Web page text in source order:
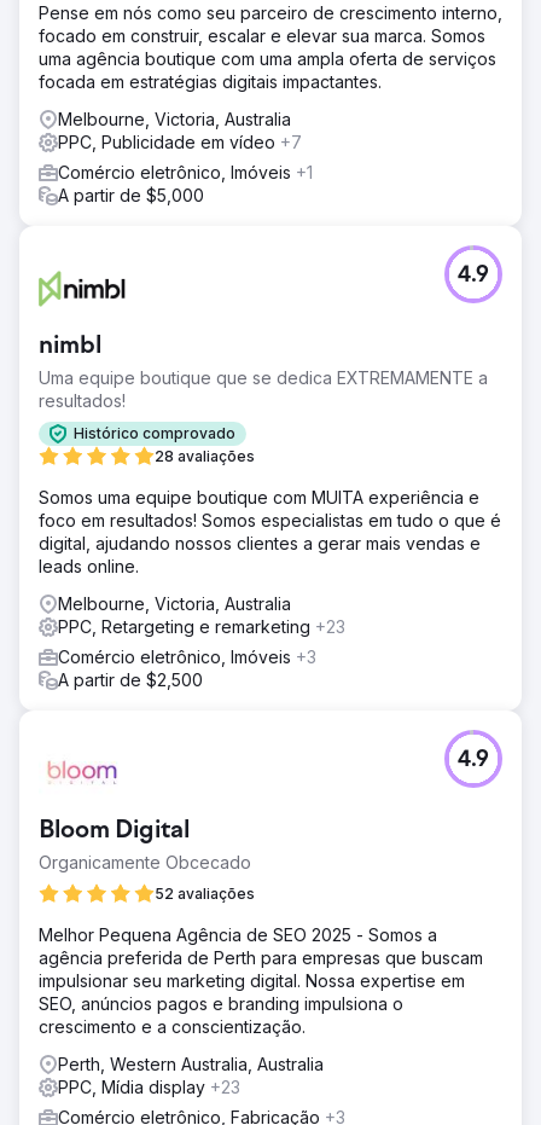
Solução
Criamos toda a estratégia digital para este cliente, mas
estávamos na alta temporada quando começamos a
trabalhar com eles e queríamos gerar leads
imediatamente. Descartamos completamente o plano
deixado pelas agências anteriores e começamos a
trabalhar imediatamente em uma landing page
extremamente eficaz, daquelas que você não consegue
resistir. Em duas semanas, ela estava no ar e, a partir do
Resultado
"Precisamos pausar os anúncios por enquanto, temos
poderíamos esperar como agência. Continuamos
trabalhando no SEO deles durante esse período, para
que possamos diminuir o gasto diário quando estiverem
prontos para voltar a anunciar.
Pense em nós como seu parceiro de crescimento interno,
focado em construir, escalar e elevar sua marca. Somos
uma agência boutique com uma ampla oferta de serviços
focada em estratégias digitais impactantes.
Melbourne, Victoria, Australia
PPC, Publicidade em vídeo +7
Comércio eletrônico, Imóveis +1
A partir de $5,000
nimbl
Uma equipe boutique que se dedica EXTREMAMENTE a
resultados!
Histórico comprovado
28 avaliações
4.9
Somos uma equipe boutique com MUITA experiência e
foco em resultados! Somos especialistas em tudo o que é
digital, ajudando nossos clientes a gerar mais vendas e
leads online.
Melbourne, Victoria, Australia
PPC, Retargeting e remarketing +23
Comércio eletrônico, Imóveis +3
A partir de $2,500
Bloom Digital
Organicamente Obcecado
52 avaliações
4.9
Melhor Pequena Agência de SEO 2025 - Somos a
agência preferida de Perth para empresas que buscam
impulsionar seu marketing digital. Nossa expertise em
SEO, anúncios pagos e branding impulsiona o
crescimento e a conscientização.
Perth, Western Australia, Australia
PPC, Mídia display +23
Comércio eletrônico, Fabricação +3